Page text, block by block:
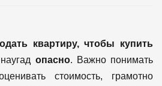
квартиру, чтобы купить
опасно. Важно понимать
стоимость, грамотно